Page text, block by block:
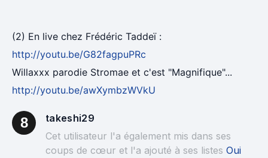
(2) En live chez Frédéric Taddeï :
http://youtu.be/G82fagpuPRc
Willaxxx parodie Stromae et c'est "Magnifique"...
http://youtu.be/awXymbzWVkU
8
takeshi29
Cet utilisateur l'a également mis dans ses
coups de cœur et l'a ajouté à ses listes Oui